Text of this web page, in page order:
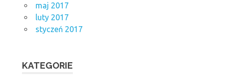
maj 2017
luty 2017
styczeń 2017
KATEGORIE